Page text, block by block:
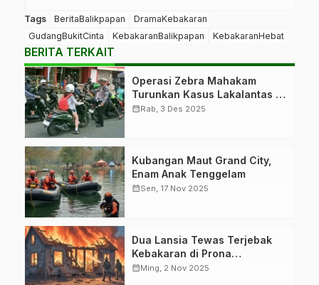
Tags BeritaBalikpapan
DramaKebakaran
GudangBukitCinta
KebakaranBalikpapan KebakaranHebat
BERITA TERKAIT
Operasi Zebra Mahakam
Turunkan Kasus Lakalantas 16
Persen
calendar_monthRab, 3 Des 2025
Kubangan Maut Grand City,
Enam Anak Tenggelam
calendar_monthSen, 17 Nov 2025
Dua Lansia Tewas Terjebak
Kebakaran di Prona
Sepinggan
calendar_monthMing, 2 Nov 2025